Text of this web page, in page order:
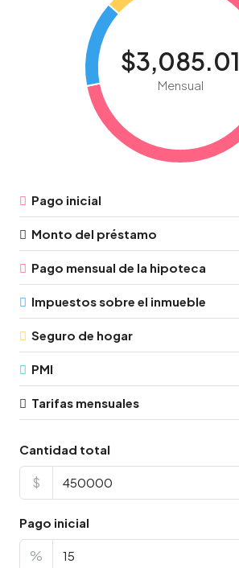
$3,085.01
Mensual
Pago inicial
Monto del préstamo
Pago mensual de la hipoteca
Impuestos sobre el inmueble
Seguro de hogar
PMI
Tarifas mensuales
Cantidad total
$
Pago inicial
%